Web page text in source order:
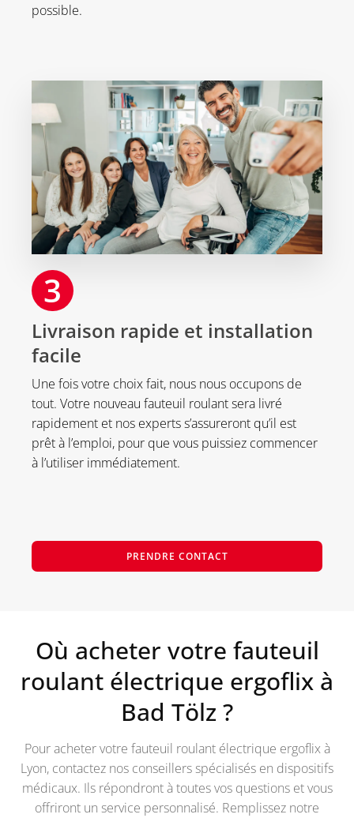
possible.
3
Livraison rapide et installation
facile
Une fois votre choix fait, nous nous occupons de
tout. Votre nouveau fauteuil roulant sera livré
rapidement et nos experts s’assureront qu’il est
prêt à l’emploi, pour que vous puissiez commencer
à l’utiliser immédiatement.
PRENDRE CONTACT
Où acheter votre fauteuil
roulant électrique ergoflix à
Bad Tölz ?
Pour acheter votre fauteuil roulant électrique ergoflix à
Lyon, contactez nos conseillers spécialisés en dispositifs
médicaux. Ils répondront à toutes vos questions et vous
offriront un service personnalisé. Remplissez notre